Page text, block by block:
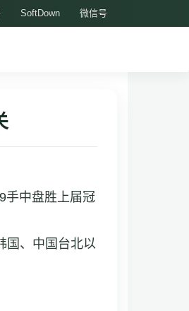
SoftDown 微信号
手中盘胜上届冠
国、中国台北以